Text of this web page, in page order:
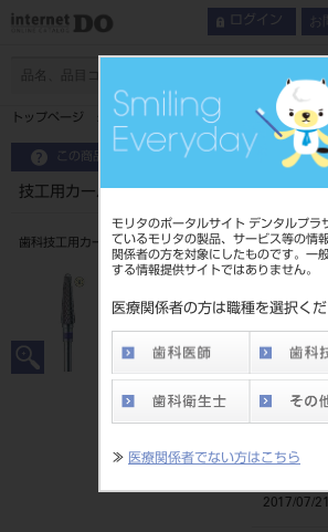
モリタのポータルサイト デンタルプラ
ているモリタの製品、サービス等の情
関係者の方を対象にしたものです。一
する情報提供サイトではありません。
医療関係者の方は職種を選択くだ
≫ 医療関係者でない方はこちら
ログイン お
トップページ 技工用カーバイドバー スパイラル
この商品に関するお問い合わせ
技工用カーバイドバー スパイラルカット
歯科技工用カーバイド切削器具
標準価格
覧ください
ネット会
』よ
2017/07/21